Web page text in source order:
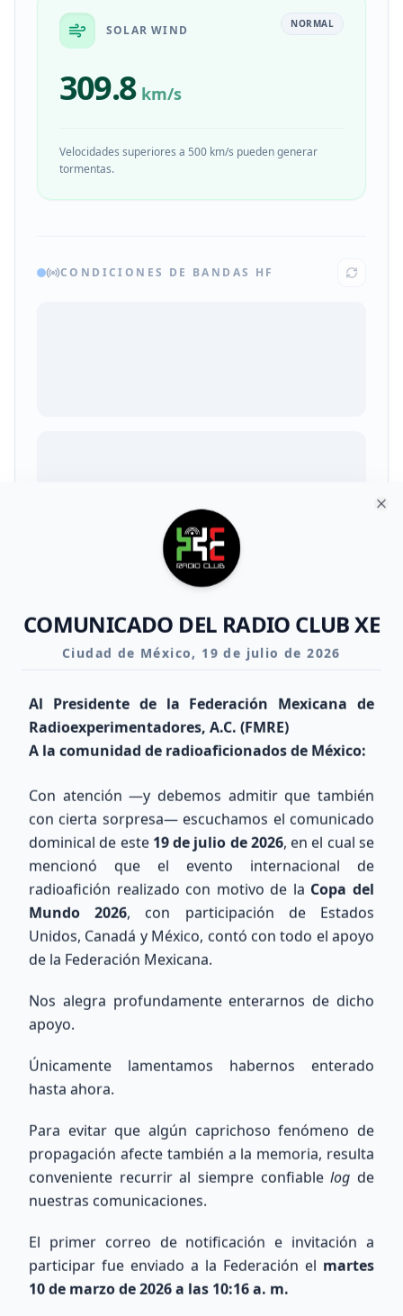
SOLAR WIND NORMAL
309.8 km/s
Velocidades superiores a 500 km/s pueden generar
tormentas.
CONDICIONES DE BANDAS HF
Explora nuestra Área Técnica y Calculadora de Antenas
Búsqueda Internacional
QRZ
Consulta información de indicativos de todo el
mundo utilizando la base de datos de QRZ.com.
Buscar
COMUNICADO DEL RADIO CLUB XE
Ciudad de México, 19 de julio de 2026
Al Presidente de la Federación Mexicana de
Radioexperimentadores, A.C. (FMRE)
A la comunidad de radioaficionados de México:
Con atención —y debemos admitir que también
con cierta sorpresa— escuchamos el comunicado
dominical de este 19 de julio de 2026, en el cual se
mencionó que el evento internacional de
radioafición realizado con motivo de la Copa del
Mundo 2026, con participación de Estados
Unidos, Canadá y México, contó con todo el apoyo
de la Federación Mexicana.
Nos alegra profundamente enterarnos de dicho
apoyo.
Únicamente lamentamos habernos enterado
hasta ahora.
Para evitar que algún caprichoso fenómeno de
propagación afecte también a la memoria, resulta
conveniente recurrir al siempre confiablelog de
nuestras comunicaciones.
El primer correo de notificación e invitación a
participar fue enviado a la Federación el martes
10 de marzo de 2026 a las 10:16 a. m.